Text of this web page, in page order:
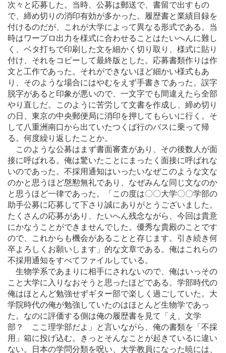
次々と応募した。当時、公募は郵送で、書留で出すもの
で、締め切りの消印有効が多かった。履歴書と業績目録を
付けるのだが、これが大学によって異なる形式である。当
時はワープロ出力を様式に合わせることはたいへんに難し
く、ベタ打ちで印刷した文を細かく切り取り、様式に貼り
付け、それをコピーして最終版とした。応募書類作りは作
文と工作であった。それができないほど細かい様式もあ
り、そのような場合にはやむをえず手書きであった。誤字
脱字があると印象が悪いので、一文字でも間違えたら全部
やり直しだ。このように苦労して文書を作成し、締め切り
の日、東京の中央郵便局に消印を押してもらいに行く。そ
して八重洲南口から出ていたつくば行のバスに乗って帰
る。何度繰り返したことか。
このような公募はまず書面審査があり、その後数人が面
接に呼ばれる。俺は驚いたことにまったく面接に呼ばれな
いのであった。不採用通知はいったいなぜこのような文な
のかと思うほど慇懃無礼であり、なぜみんな同じ文なのか
と思うほど一律であった。「この度は〇〇大学〇〇学部の
助手公募に応募して下さり誠にありがとうございました。
たくさんの応募があり、たいへん残念ながら、今回は貴意
にかなうことができませんでした。優秀な貴殿のことです
ので、これからも機会があることと存じます。引き続き何
卒よろしくお願いします」的な文章である。俺はこれらの
不採用通知をすべてファイルしている。
生物学系であまりに相手にされないので、俺はいっその
こと大学に入りなおそうと思ったほどである。学部時代の
俺はほとんど勉強せずギター部で楽しく過ごしていた。大
学院時代の俺が勉強していたのはほとんど生物学であっ
た。なのに評価する側は俺の履歴書を見て「え、文学
部？ ここ理学部だよ」と言いながら、俺の書類を「不採
用」箱に投げ込む。きっとそんなことが起きているに違い
ない。日本の学問分類を呪い、大学教員になった暁には、